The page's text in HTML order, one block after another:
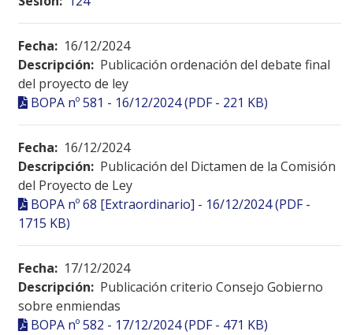
Fecha: 16/12/2024
Descripción: Publicación ordenación del debate final
del proyecto de ley
BOPA nº 581 - 16/12/2024 (PDF - 221 KB)
Fecha: 16/12/2024
Descripción: Publicación del Dictamen de la Comisión
del Proyecto de Ley
BOPA nº 68 [Extraordinario] - 16/12/2024 (PDF -
1715 KB)
Fecha: 17/12/2024
Descripción: Publicación criterio Consejo Gobierno
sobre enmiendas
BOPA nº 582 - 17/12/2024 (PDF - 471 KB)